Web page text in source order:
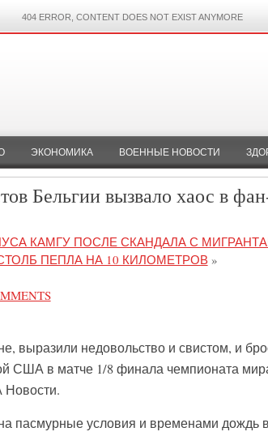
404 ERROR, CONTENT DOES NOT EXIST ANYMORE
ЭКОНОМИКА ВОЕННЫЕ НОВОСТИ
Бельгии вызвало хаос в
КАМГУ ПОСЛЕ СКАНДАЛА С
ПЕПЛА НА 10 КИЛОМЕТРОВ»
выразили недовольство и свистом, и
США в матче 1/8 финала чемпионата
Новости.
пасмурные условия и временами дождь в